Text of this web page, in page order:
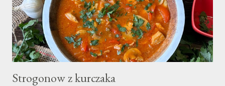
gorący wrzucam pul...
Strogonow z kurczaka